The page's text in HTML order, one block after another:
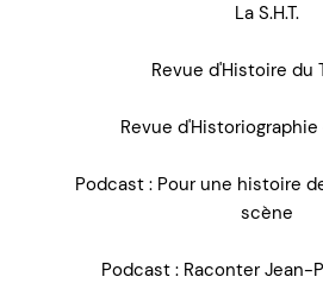
La S.H.T.
Revue d'Histoire du
Revue
Podcast : Pour une histoire
scène
Podcast : Raconter Jean-